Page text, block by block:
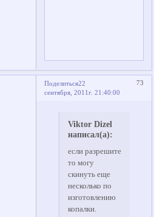
Поделиться 73
22
сентября, 2011г. 21:40:00
Viktor Dizel
написал(а):
если разрешите
то могу
скинуть еще
несколько по
изготовлению
копалки.